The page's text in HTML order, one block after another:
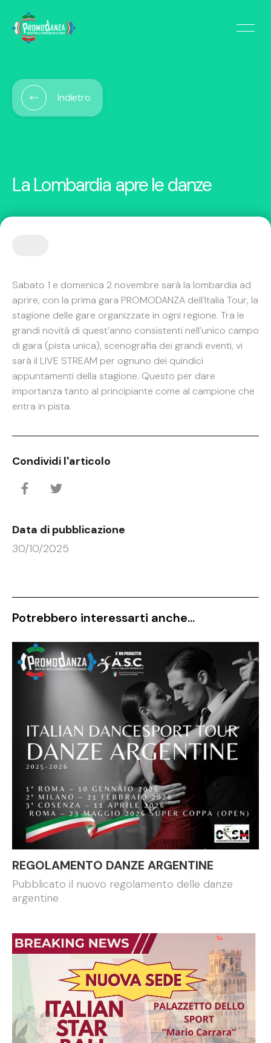
Indietro
La Lombardia apre le danze
Sabato 1 e domenica 2 novembre sarà la lombardia ad
aprire, con la prima gara PROMODANZA dell’Italia Tour, la
stagione delle gare organizzate in ogni regione. Tra le
grandi novità di quest’anno consistenti nell’unico campo
di gara (pista unica), scenografia dei grandi eventi, vi
sarà il LIVE STREAM per ognuno dei quindici
appuntamenti della stagione. Questo per dare
importanza tanto al principiante come al campione che
entra in pista.
Condividi l'articolo
Data di pubblicazione
30/10/2025
Potrebbero interessarti anche...
REGOLAMENTO DANZE ARGENTINE
Pubblicato il nuovo regolamento delle danze
argentine